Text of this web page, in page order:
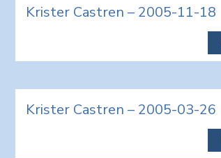
Krister Castren – 2005-11-18
Krister Castren – 2005-03-26